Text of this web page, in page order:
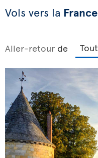
Vols vers la France
Aller-retour de